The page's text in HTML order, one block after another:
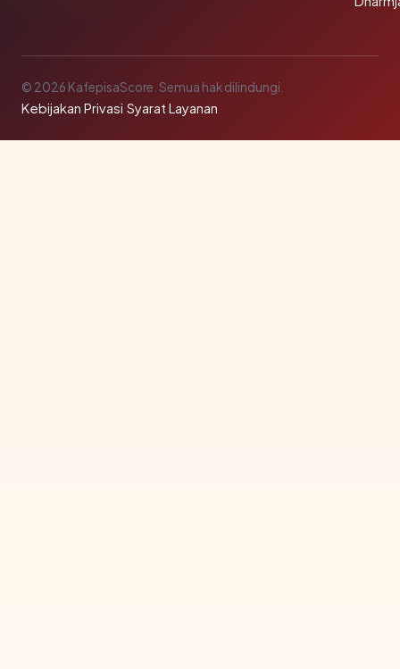
© 2026 KafepisaScore. Semua hak dilindungi.
Kebijakan Privasi·Syarat Layanan